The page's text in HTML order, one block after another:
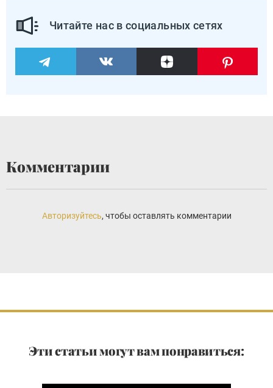
Читайте нас в социальных сетях
Комментарии
Авторизуйтесь, чтобы оставлять комментарии
Эти статьи могут вам понравиться: